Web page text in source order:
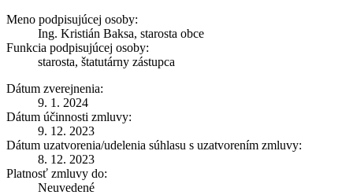
Meno podpisujúcej osoby:
Ing. Kristián Baksa, starosta obce
Funkcia podpisujúcej osoby:
starosta, štatutárny zástupca
Dátum zverejnenia:
9. 1. 2024
Dátum účinnosti zmluvy:
9. 12. 2023
Dátum uzatvorenia/udelenia súhlasu s uzatvorením zmluvy:
8. 12. 2023
Platnosť zmluvy do:
Neuvedené